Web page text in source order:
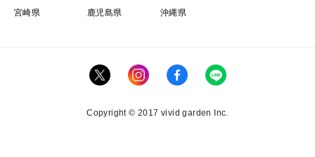
宮崎県
鹿児島県 沖縄県
Copyright © 2017 vivid garden Inc.